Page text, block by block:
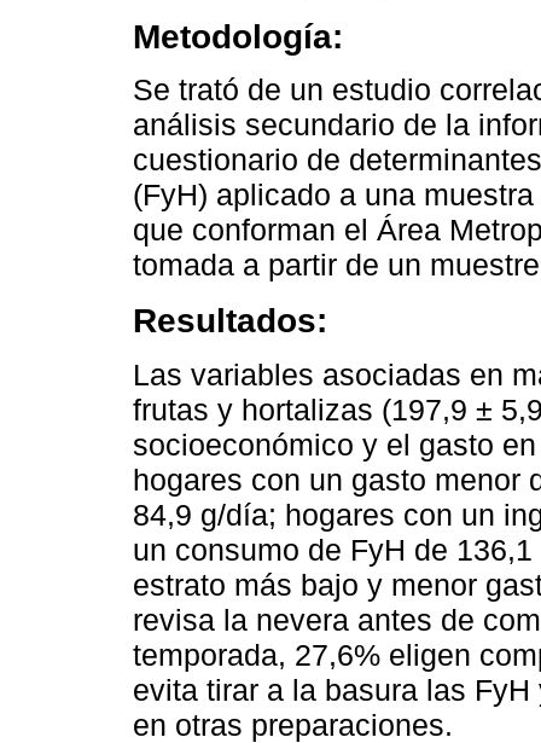
Metodología:
Se trató de un estudio
análisis secundario de la
cuestionario de
(FyH) aplicado a una
que conforman el Área
tomada a partir de un
Resultados:
Las variables asociadas en
frutas y hortalizas (197,9 ±
socioeconómico y el gasto
hogares con un gasto menor
84,9 g/día; hogares con un
un consumo de FyH de
estrato más bajo y menor
revisa la nevera antes de
temporada, 27,6% eligen
evita tirar a la basura las
en otras preparaciones.